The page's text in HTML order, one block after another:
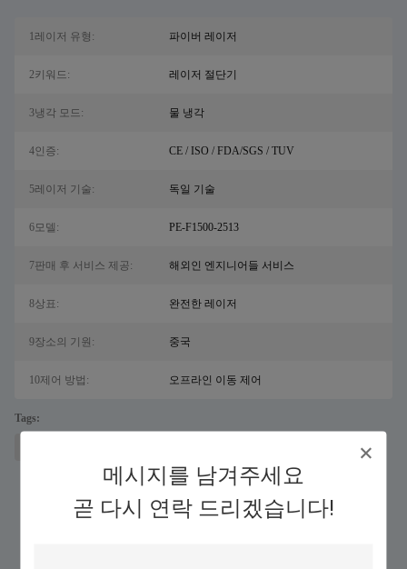
메시지를 남겨주세요
곧 다시 연락 드리겠습니다!
1레이저 유형: 파이버 레이저
2키워드: 레이저 절단기
3냉각 모드: 물 냉각
4인증: CE / ISO / FDA/SGS / TUV
5레이저 기술: 독일 기술
6모델: PE-F1500-2513
7판매 후 서비스 제공: 해외인 엔지니어들 서비스
8상표: 완전한 레이저
9장소의 기원: 중국
10제어 방법: 오프라인 이동 제어
Tags:
유사 제품